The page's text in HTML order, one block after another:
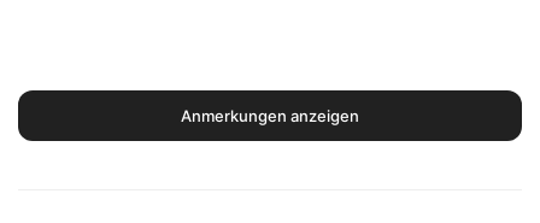
Anmerkungen anzeigen